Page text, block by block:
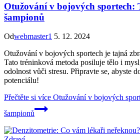
Otužování v bojových sportech:
šampionů
Odwebmaster1 5. 12. 2024
Otužování v bojových sportech je tajná
Tato tréninková metoda posiluje tělo i
odolnost vůči stresu. Připravte se, abyste
potenciálu!
Přečtěte si více Otužování v bojových
šampionů